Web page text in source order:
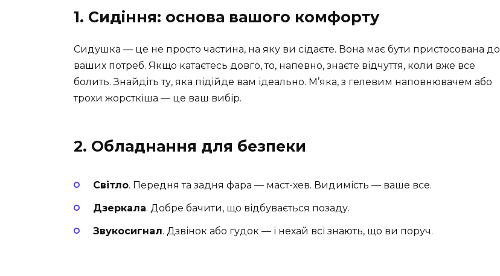
1. Сидіння: основа вашого комфорту
Сидушка — це не просто частина, на яку ви сідаєте. Вона має бути пристосована до
ваших потреб. Якщо катаєтесь довго, то, напевно, знаєте відчуття, коли вже все
болить. Знайдіть ту, яка підійде вам ідеально. М’яка, з гелевим наповнювачем або
трохи жорсткіша — це ваш вибір.
2. Обладнання для безпеки
Світло. Передня та задня фара — маст-хев. Видимість — ваше все.
Дзеркала. Добре бачити, що відбувається позаду.
Звукосигнал. Дзвінок або гудок — і нехай всі знають, що ви поруч.